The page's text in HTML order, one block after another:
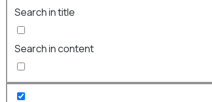
Search in title
Search in content